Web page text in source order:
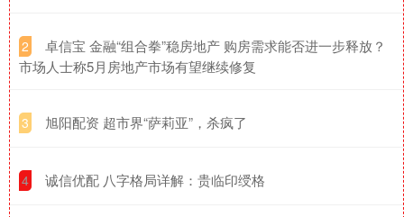
2
​卓信宝 金融“组合拳”稳房地产 购房需求能否进一步释放？
市场人士称5月房地产市场有望继续修复
3 ​旭阳配资 超市界“萨莉亚”，杀疯了
4 ​诚信优配 八字格局详解：贵临印绶格